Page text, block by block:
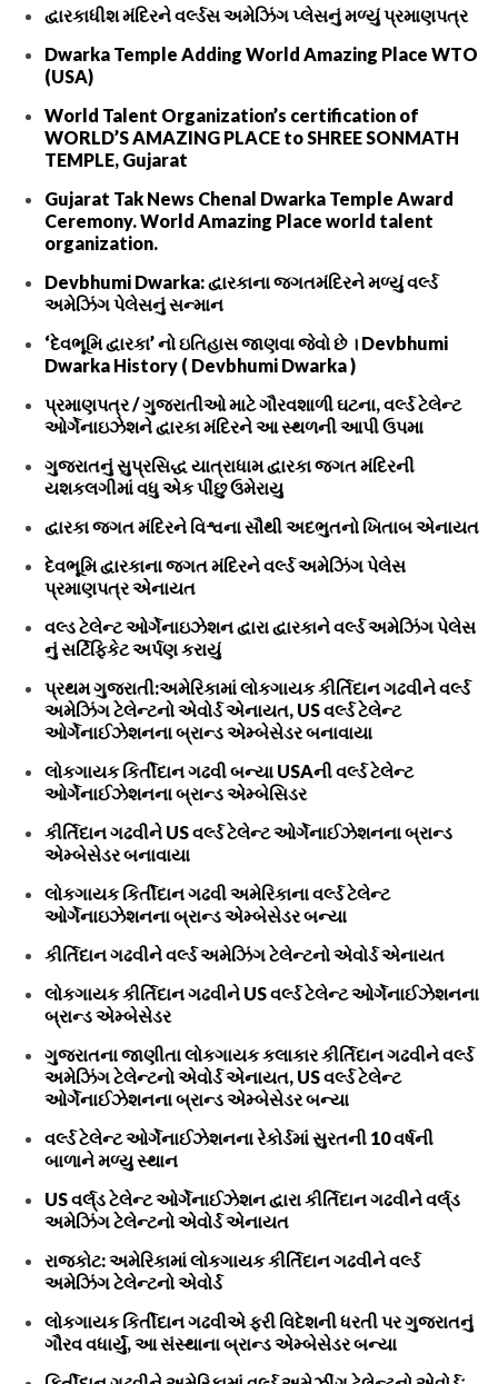
દ્વારકાધીશ મંદિરને વર્લ્ડસ અમેઝિંગ પ્લેસનું મળ્યું પ્રમાણપત્ર
Dwarka Temple Adding World Amazing Place WTO
(USA)
World Talent Organization’s certification of
WORLD’S AMAZING PLACE to SHREE SONMATH
TEMPLE, Gujarat
Gujarat Tak News Chenal Dwarka Temple Award
Ceremony. World Amazing Place world talent
organization.
Devbhumi Dwarka: દ્વારકાના જગતમંદિરને મળ્યું વર્લ્ડ
અમેઝિંગ પેલેસનું સન્માન
‘દેવભૂમિ દ્વારકા’ નો ઇતિહાસ જાણવા જેવો છે । Devbhumi
Dwarka History ( Devbhumi Dwarka )
પ્રમાણપત્ર / ગુજરાતીઓ માટે ગૌરવશાળી ઘટના, વર્લ્ડ ટેલેન્ટ
ઓર્ગેનાઇઝેશને દ્વારકા મંદિરને આ સ્થળની આપી ઉપમા
ગુજરાતનું સુપ્રસિદ્ધ યાત્રાધામ દ્વારકા જગત મંદિરની
યશકલગીમાં વધુ એક પીંછુ ઉમેરાયુ
દ્વારકા જગત મંદિરને વિશ્વના સૌથી અદભુતનો ખિતાબ એનાયત
દેવભૂમિ દ્વારકાના જગત મંદિરને વર્લ્ડ અમેઝિંગ પેલેસ
પ્રમાણપત્ર એનાયત
વલ્ડ ટેલેન્ટ ઓર્ગેનાઇઝેશન દ્વારા દ્વારકાને વર્લ્ડ અમેઝિંગ પેલેસ
નું સર્ટિફિકેટ અર્પણ કરાયું
પ્રથમ ગુજરાતી:અમેરિકામાં લોકગાયક કીર્તિદાન ગઢવીને વર્લ્ડ
અમેઝિંગ ટેલેન્ટનો એવોર્ડ એનાયત, US વર્લ્ડ ટેલેન્ટ
ઓર્ગેનાઈઝેશનના બ્રાન્ડ એમ્બેસેડર બનાવાયા
લોકગાયક કિર્તીદાન ગઢવી બન્યા USAની વર્લ્ડ ટેલેન્ટ
ઓર્ગેનાઈઝેશનના બ્રાન્ડ એમ્બેસિડર
કીર્તિદાન ગઢવીને US વર્લ્ડ ટેલેન્ટ ઓર્ગેનાઈઝેશનના બ્રાન્ડ
એમ્બેસેડર બનાવાયા
લોકગાયક કિર્તીદાન ગઢવી અમેરિકાના વર્લ્ડ ટેલેન્ટ
ઓર્ગેનાઇઝેશનના બ્રાન્ડ એમ્બેસેડર બન્યા
કીર્તિદાન ગઢવીને વર્લ્ડ અમેઝિંગ ટેલેન્ટનો એવોર્ડ એનાયત
લોકગાયક કીર્તિદાન ગઢવીને US વર્લ્ડ ટેલેન્ટ ઓર્ગેનાઈઝેશનના
બ્રાન્ડ એમ્બેસેડર
ગુજરાતના જાણીતા લોકગાયક કલાકાર કીર્તિદાન ગઢવીને વર્લ્ડ
અમેઝિંગ ટેલેન્ટનો એવોર્ડ એનાયત, US વર્લ્ડ ટેલેન્ટ
ઓર્ગેનાઈઝેશનના બ્રાન્ડ એમ્બેસેડર બન્યા
વર્લ્ડ ટેલેન્ટ ઓર્ગેનાઈઝેશનના રેકોર્ડમાં સુરતની 10 વર્ષની
બાળાને મળ્યુ સ્થાન
US વર્લ્‌ડ ટેલેન્ટ ઓર્ગેનાઈઝેશન દ્વારા કીર્તિદાન ગઢવીને વર્લ્‌ડ
અમેઝિંગ ટેલેન્ટનો એવોર્ડ એનાયત
રાજકોટ: અમેરિકામાં લોકગાયક કીર્તિદાન ગઢવીને વર્લ્ડ
અમેઝિંગ ટેલેન્ટનો એવોર્ડ
લોકગાયક કિર્તીદાન ગઢવીએ ફરી વિદેશની ધરતી પર ગુજરાતનું
ગૌરવ વધાર્યું, આ સંસ્થાના બ્રાન્ડ એમ્બેસેડર બન્યા